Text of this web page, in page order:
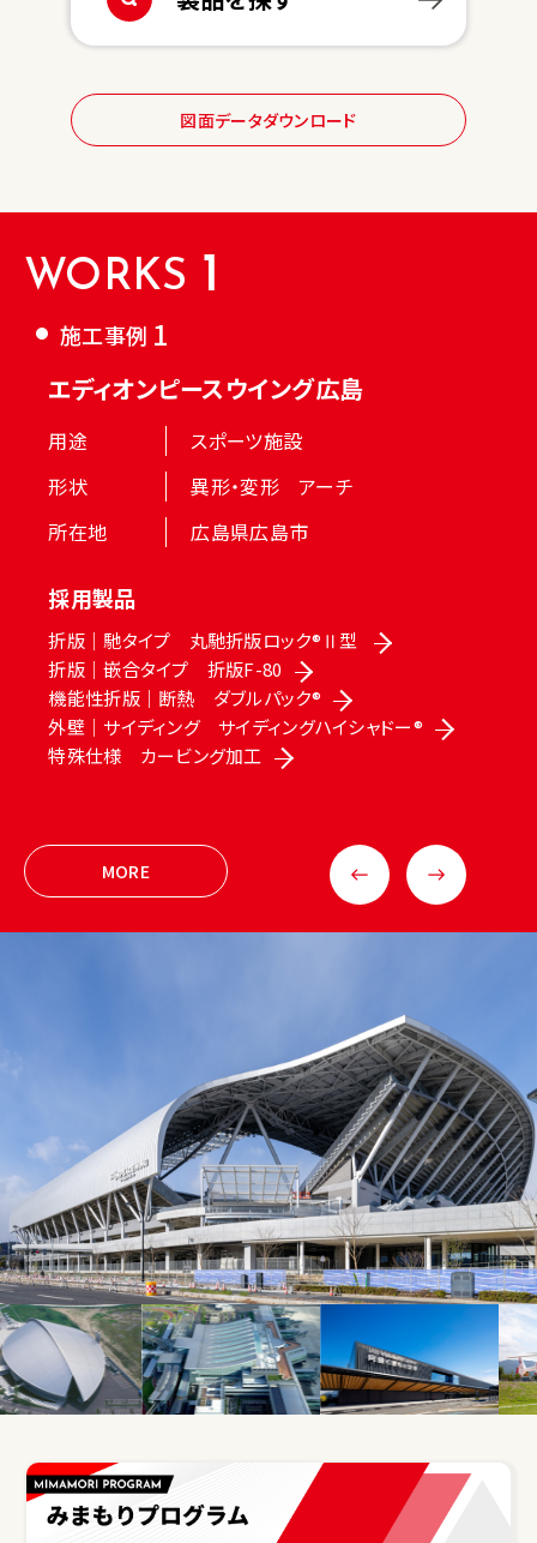
図面データダウンロード
WORKS 1
施工事例 1
エディオンピースウイング広島
用途
スポーツ施設
形状
異形・変形 アーチ
所在地
広島県広島市
採用製品
折版｜馳タイプ 丸馳折版ロック®Ⅱ型
折版｜嵌合タイプ 折版F-80
機能性折版｜断熱 ダブルパック®
外壁｜サイディング サイディングハイシャドー®
特殊仕様 カービング加工
MORE